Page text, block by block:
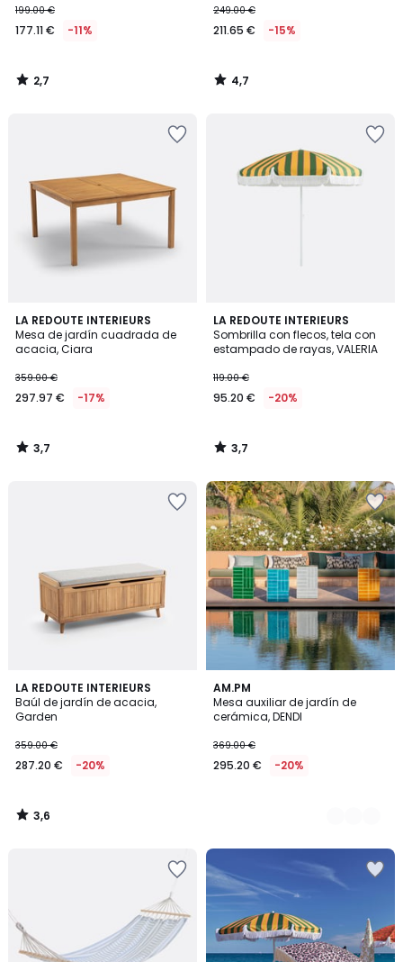
199.00 €
177.11 € -11%
2,7
/
249.00 €
211.65 € -15%
4,7
/
LA REDOUTE INTERIEURS
Mesa de jardín cuadrada de
acacia, Ciara
359.00 €
297.97 € -17%
3,7
/ 5
3,7
/
LA REDOUTE INTERIEURS
Sombrilla con flecos, tela con
estampado de rayas, VALERIA
119.00 €
95.20 € -20%
3,7
/ 5
3,7
/
LA REDOUTE INTERIEURS
Baúl de jardín de acacia,
Garden
359.00 €
287.20 € -20%
3,6
/ 5
3,6
/
AM.PM
Mesa auxiliar de jardín de
cerámica, DENDI
369.00 €
295.20 € -20%
3
Colores